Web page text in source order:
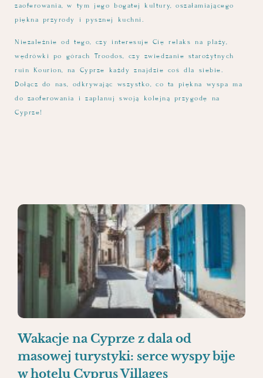
zaoferowania, w tym jego bogatej kultury, oszałamiającego
piękna przyrody i pysznej kuchni.
Niezależnie od tego, czy interesuje Cię relaks na plaży,
wędrówki po górach Troodos, czy zwiedzanie starożytnych
ruin Kourion, na Cyprze każdy znajdzie coś dla siebie.
Dołącz do nas, odkrywając wszystko, co ta piękna wyspa ma
do zaoferowania i zaplanuj swoją kolejną przygodę na
Cyprze!
Wakacje na Cyprze z dala od
masowej turystyki: serce wyspy bije
w hotelu Cyprus Villages